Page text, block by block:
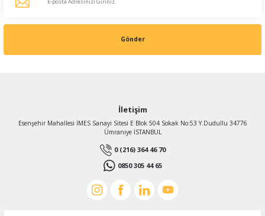
Gönder
İletişim
Esenşehir Mahallesi İMES Sanayi Sitesi E Blok 504 Sokak No:53 Y.Dudullu 34776
Ümraniye İSTANBUL
0 (216) 364 46 70
0850 305 44 65